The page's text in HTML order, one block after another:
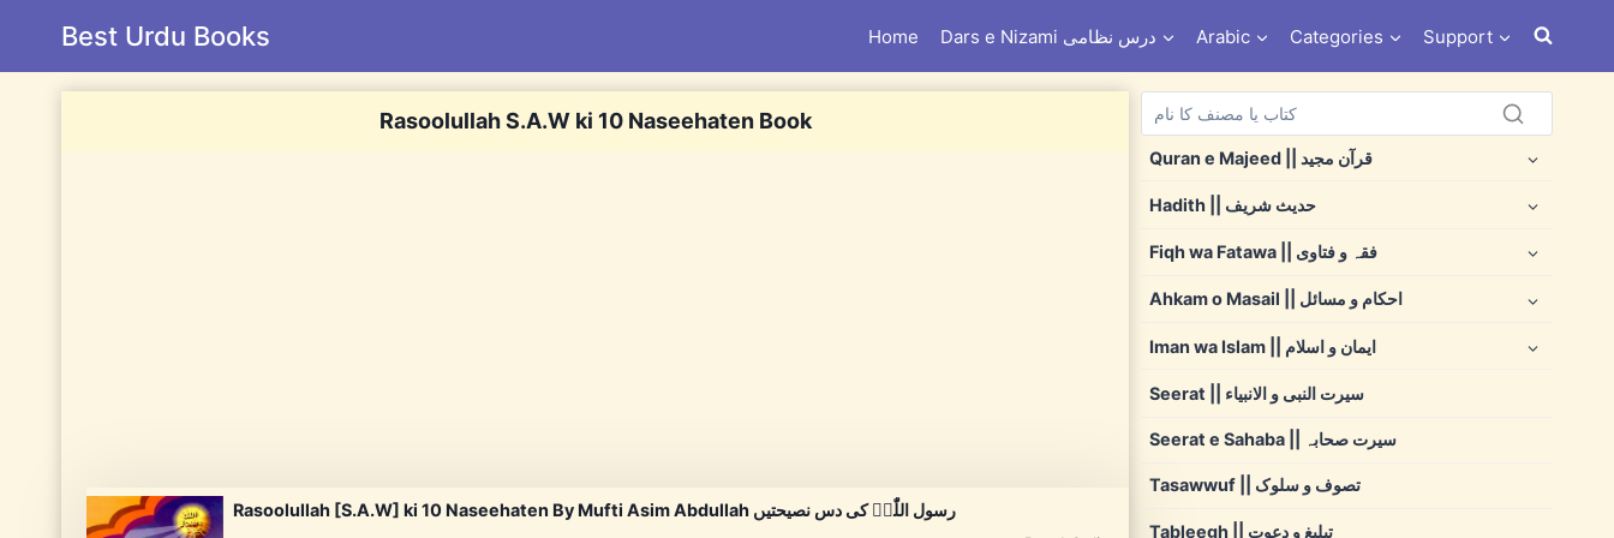
Best Urdu Books Home Dars e Nizami درس نظامی Arabic Categories Support
Rasoolullah S.A.W ki 10 Naseehaten Book
Rasoolullah [S.A.W] ki 10 Naseehaten By Mufti Asim Abdullah رسول اللّٰہؐ کی دس نصیحتیں
Quran e Majeed || قرآن مجید
Hadith || حدیث شریف
Fiqh wa Fatawa || فقہ و فتاوی
Ahkam o Masail || احکام و مسائل
Iman wa Islam || ایمان و اسلام
Seerat || سیرت النبی و الانبیاء
Seerat e Sahaba || سیرت صحابہ
Tasawwuf || تصوف و سلوک
Tableegh || تبلیغ و دعوت